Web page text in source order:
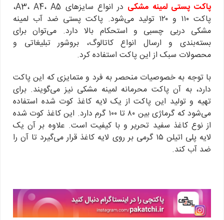
پاکت پستی لمینه مشکی
در انواع سایزهای A3، A4، A5،
پاکت ۱۱۰ و ۱۲۰ تولید می‌شود. پاکت پستی ضد آب لمینه
مشکی دربی چسبی و استحکام بالا دارد. می‌توان برای
بسته‌بندی و ارسال انواع کاتالوگ، بروشور تبلیغاتی و
محصولات سبک از این پاکت استفاده کرد.
با توجه به خصوصیات منحصر به فرد و متمایزی که این پاکت
دارد، به آن پاکت محرمانه لمینه مشکی نیز می‌گویند. برای
تهیه و تولید این پاکت از یک لایه کاغذ کوت شده استفاده
می‌شود که گرماژی بین ۸۰ تا ۱۰۰ گرم دارد. این کاغذ کوت شده
از نوع کاغذ سفید تحریر و با کیفیت است. علاوه بر آن یک
لایه پلی اتیلن ۱۵ گرمی بر روی لایه کاغذ قرار می‌گیرد تا آن را
ضد آب کند.